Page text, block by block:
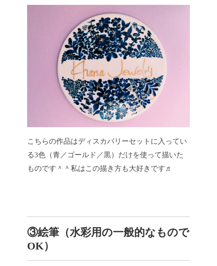
こちらの作品はディスカバリーセットに入ってい
る3色（青／ゴールド／黒）だけを使って描いた
ものです＾＾私はこの描き方も大好きです♬
③絵筆（水彩用の一般的なもので
OK）